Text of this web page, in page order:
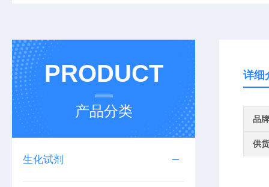
PRODUCT
产品分类
生化试剂
详细
品牌
供